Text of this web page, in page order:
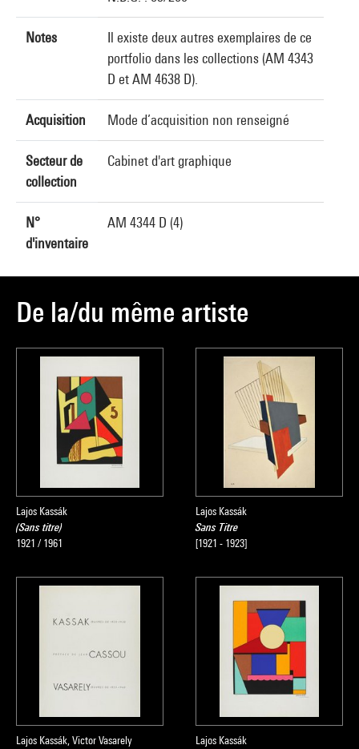
Notes
Il existe deux autres exemplaires de ce
portfolio dans les collections (AM 4343
D et AM 4638 D).
Acquisition Mode d’acquisition non renseigné
Secteur de
collection
Cabinet d'art graphique
N°
d'inventaire
AM 4344 D (4)
De la/du même artiste
Lajos Kassák
(Sans titre)
1921 / 1961
Lajos Kassák
Sans Titre
[1921 - 1923]
Lajos Kassák, Victor Vasarely
Lajos Kassák